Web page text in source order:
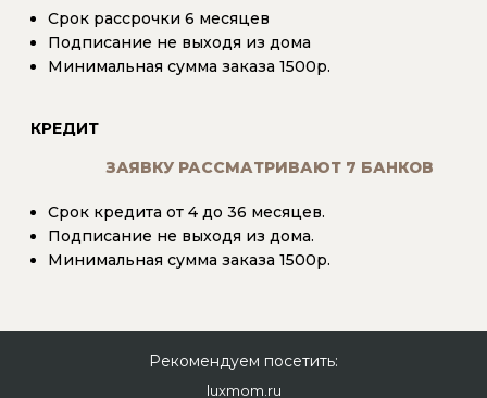
Срок рассрочки 6 месяцев
Подписание не выходя из дома
Минимальная сумма заказа 1500р.
КРЕДИТ
ЗАЯВКУ РАССМАТРИВАЮТ 7 БАНКОВ
Срок кредита от 4 до 36 месяцев.
Подписание не выходя из дома.
Минимальная сумма заказа 1500р.
Рекомендуем посетить:
luxmom.ru